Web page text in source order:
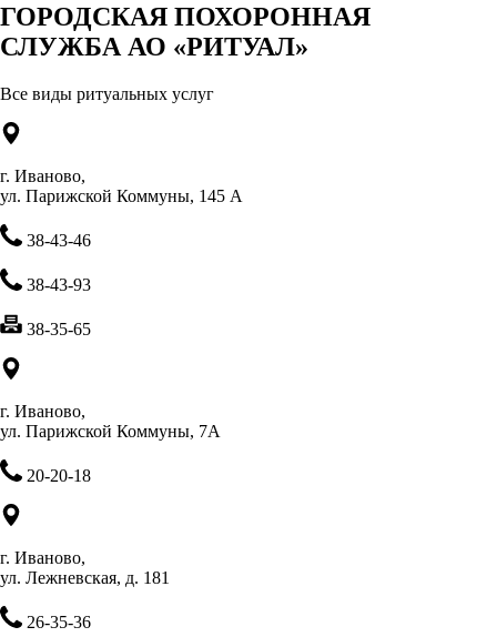
ГОРОДСКАЯ ПОХОРОННАЯ
СЛУЖБА АО «РИТУАЛ»
Все виды ритуальных услуг
г. Иваново,
ул. Парижской Коммуны, 145 А
38-43-46
38-43-93
38-35-65
г. Иваново,
ул. Парижской Коммуны, 7А
20-20-18
г. Иваново,
ул. Лежневская, д. 181
26-35-36